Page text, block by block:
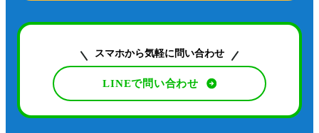
スマホから気軽に問い合わせ
LINEで問い合わせ